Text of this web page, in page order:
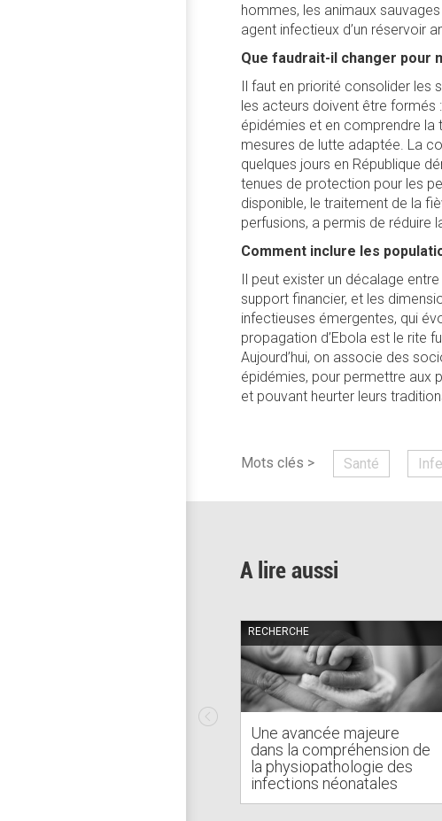
hommes, les animaux
agent infectieux d’un réservoir
Que faudrait-il changer pour
Il faut en priorité consolider les
les acteurs doivent être formés
épidémies et en comprendre la
mesures de lutte adaptée. La
quelques jours en République
tenues de protection pour les
disponible, le traitement de la
perfusions, a permis de réduire
Comment inclure les
Il peut exister un décalage
support financier, et les
infectieuses émergentes, qui
propagation d’Ebola est le rite
Aujourd’hui, on associe des
épidémies, pour permettre aux
et pouvant heurter leurs
Mots clés > Santé
A lire aussi
RECHERCHE
Une avancée majeure
dans la compréhension de
la physiopathologie des
infections néonatales